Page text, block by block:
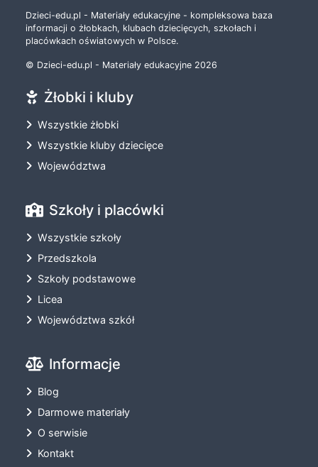
Dzieci-edu.pl - Materiały edukacyjne - kompleksowa baza
informacji o żłobkach, klubach dziecięcych, szkołach i
placówkach oświatowych w Polsce.
© Dzieci-edu.pl - Materiały edukacyjne 2026
Żłobki i kluby
Wszystkie żłobki
Wszystkie kluby dziecięce
Województwa
Szkoły i placówki
Wszystkie szkoły
Przedszkola
Szkoły podstawowe
Licea
Województwa szkół
Informacje
Blog
Darmowe materiały
O serwisie
Kontakt